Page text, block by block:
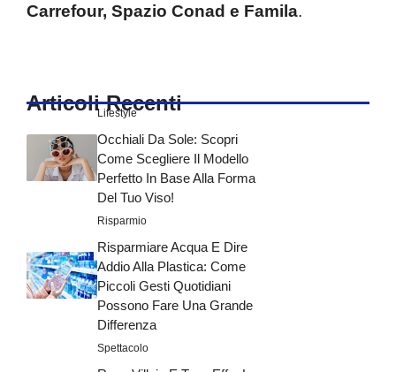
Carrefour, Spazio Conad e Famila.
Articoli Recenti
Lifestyle
Occhiali Da Sole: Scopri
Come Scegliere Il Modello
Perfetto In Base Alla Forma
Del Tuo Viso!
Risparmio
Risparmiare Acqua E Dire
Addio Alla Plastica: Come
Piccoli Gesti Quotidiani
Possono Fare Una Grande
Differenza
Spettacolo